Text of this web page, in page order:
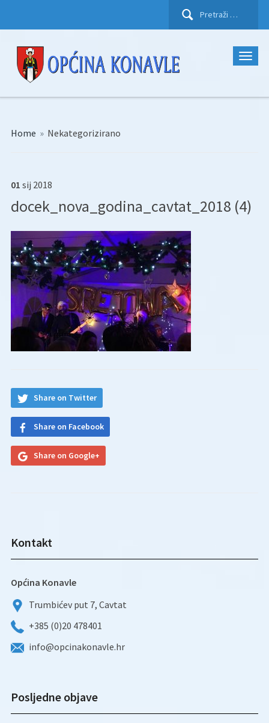
Pretraži:
Home » Nekategorizirano
01 sij 2018
docek_nova_godina_cavtat_2018 (4)
Share on Twitter
Share on Facebook
Share on Google+
Kontakt
Općina Konavle
Trumbićev put 7, Cavtat
+385 (0)20 478401
info@opcinakonavle.hr
Posljedne objave